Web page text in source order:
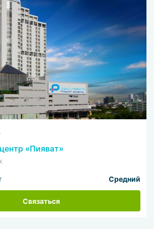
«Пияват»
Средний
Связаться